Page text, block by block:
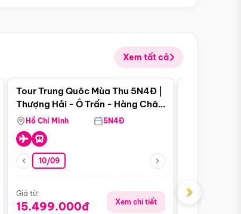
Xem tất cả
Điểm nổi bật
Tour Trung Quôc Mùa Thu 5N4Đ |
Thượng Hải - Ô Trấn - Hàng Châu
(Tour Không Shopping)
Hồ Chí Minh 5N4Đ
10/09
Giá từ:
15.499.000đ Xem chi tiết
Giá từ:
›